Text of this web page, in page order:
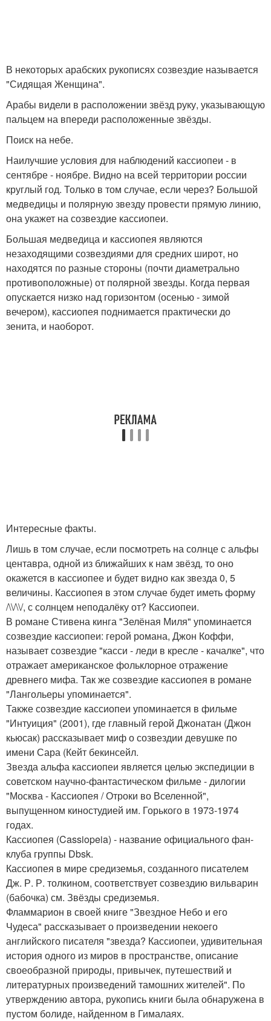
В некоторых арабских рукописях созвездие называется
"Сидящая Женщина".
Арабы видели в расположении звёзд руку, указывающую
пальцем на впереди расположенные звёзды.
Поиск на небе.
Наилучшие условия для наблюдений кассиопеи - в
сентябре - ноябре. Видно на всей территории россии
круглый год. Только в том случае, если через? Большой
медведицы и полярную звезду провести прямую линию,
она укажет на созвездие кассиопеи.
Большая медведица и кассиопея являются
незаходящими созвездиями для средних широт, но
находятся по разные стороны (почти диаметрально
противоположные) от полярной звезды. Когда первая
опускается низко над горизонтом (осенью - зимой
вечером), кассиопея поднимается практически до
зенита, и наоборот.
Интересные факты.
Лишь в том случае, если посмотреть на солнце с альфы
центавра, одной из ближайших к нам звёзд, то оно
окажется в кассиопее и будет видно как звезда 0, 5
величины. Кассиопея в этом случае будет иметь форму
/\\/\\/, с солнцем неподалёку от? Кассиопеи.
В романе Стивена кинга "Зелёная Миля" упоминается
созвездие кассиопеи: герой романа, Джон Коффи,
называет созвездие "касси - леди в кресле - качалке", что
отражает американское фольклорное отражение
древнего мифа. Так же созвездие кассиопея в романе
"Лангольеры упоминается".
Также созвездие кассиопеи упоминается в фильме
"Интуиция" (2001), где главный герой Джонатан (Джон
кьюсак) рассказывает миф о созвездии девушке по
имени Сара (Кейт бекинсейл.
Звезда альфа кассиопеи является целью экспедиции в
советском научно-фантастическом фильме - дилогии
"Москва - Кассиопея / Отроки во Вселенной",
выпущенном киностудией им. Горького в 1973-1974
годах.
Кассиопея (Cassiopeia) - название официального фан-
клуба группы Dbsk.
Кассиопея в мире средиземья, созданного писателем
Дж. Р. Р. толкином, соответствует созвездию вильварин
(бабочка) см. Звёзды средиземья.
Фламмарион в своей книге "Звездное Небо и его
Чудеса" рассказывает о произведении некоего
английского писателя "звезда? Кассиопеи, удивительная
история одного из миров в пространстве, описание
своеобразной природы, привычек, путешествий и
литературных произведений тамошних жителей". По
утверждению автора, рукопись книги была обнаружена в
пустом болиде, найденном в Гималаях.